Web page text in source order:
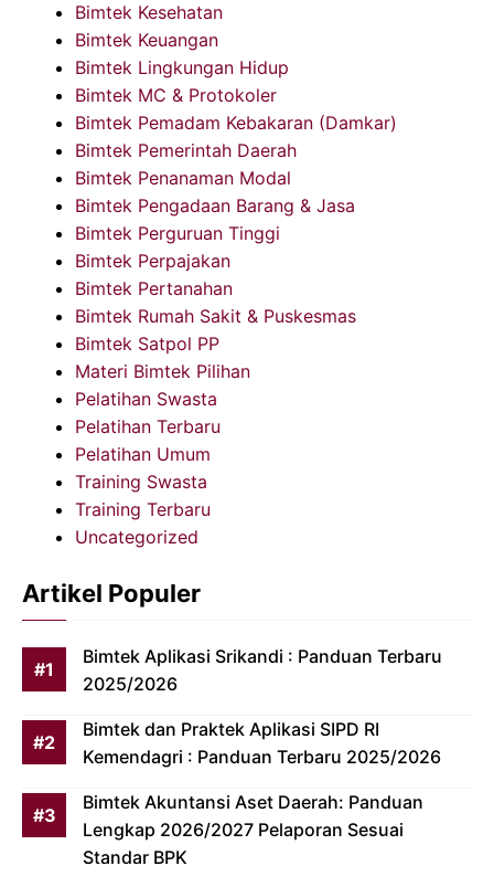
Bimtek Kesehatan
Bimtek Keuangan
Bimtek Lingkungan Hidup
Bimtek MC & Protokoler
Bimtek Pemadam Kebakaran (Damkar)
Bimtek Pemerintah Daerah
Bimtek Penanaman Modal
Bimtek Pengadaan Barang & Jasa
Bimtek Perguruan Tinggi
Bimtek Perpajakan
Bimtek Pertanahan
Bimtek Rumah Sakit & Puskesmas
Bimtek Satpol PP
Materi Bimtek Pilihan
Pelatihan Swasta
Pelatihan Terbaru
Pelatihan Umum
Training Swasta
Training Terbaru
Uncategorized
Artikel Populer
Bimtek Aplikasi Srikandi : Panduan Terbaru
2025/2026
Bimtek dan Praktek Aplikasi SIPD RI
Kemendagri : Panduan Terbaru 2025/2026
Bimtek Akuntansi Aset Daerah: Panduan
Lengkap 2026/2027 Pelaporan Sesuai
Standar BPK